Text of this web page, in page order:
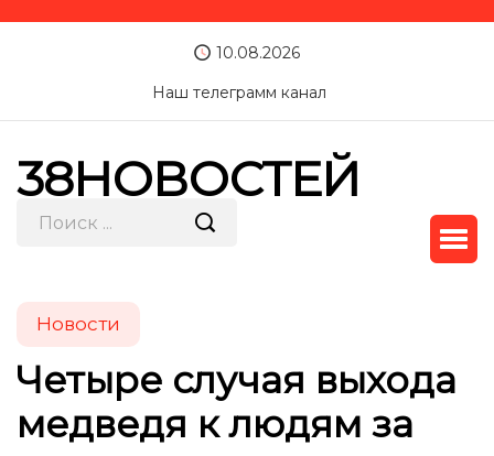
10.08.2026
Наш телеграмм канал
38НОВОСТЕЙ
Новости
Четыре случая выхода
медведя к людям за